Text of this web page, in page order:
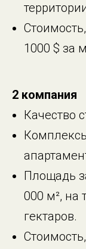
1000 $ за
2 компания
Качество
Площадь
000 м², на
гектаров.